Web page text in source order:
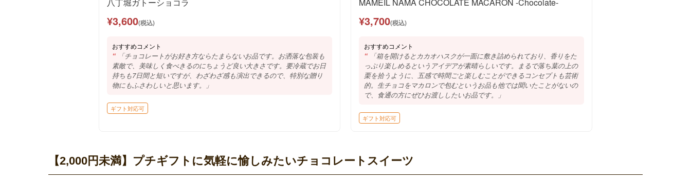
¥3,600(税込)
おすすめコメント
「チョコレートがお好き方ならたまらないお品です。お洒落な包装も
素敵で、美味しく食べきるのにちょうど良い大きさです。要冷蔵でお日
持ちも7日間と短いですが、わざわざ感も演出できるので、特別な贈り
物にもふさわしいと思います。」
ギフト対応可
¥3,700(税込)
おすすめコメント
「箱を開けるとカカオハスクが一面に敷き詰められており、香りをた
っぷり楽しめるというアイデアが素晴らしいです。まるで落ち葉の上の
栗を拾うように、五感で時間ごと楽しむことができるコンセプトも芸術
的。生チョコをマカロンで包むというお品も他では聞いたことがないの
で、食通の方にぜひお渡ししたいお品です。」
ギフト対応可
【2,000円未満】プチギフトに気軽に愉しみたいチョコレートスイーツ